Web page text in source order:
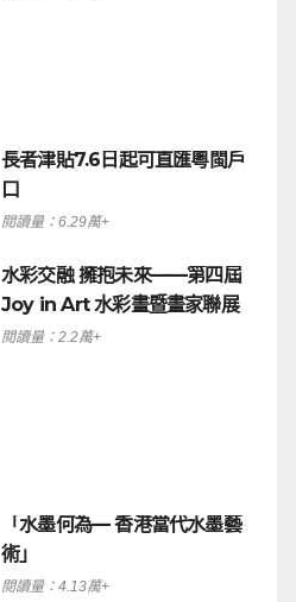
長者津貼7.6日起可直匯粵閩戶
口
閱讀量：6.29萬+
水彩交融 擁抱未來——第四屆
Joy in Art 水彩畫暨畫家聯展
閱讀量：2.2萬+
「水墨何為— 香港當代水墨藝
術」
閱讀量：4.13萬+